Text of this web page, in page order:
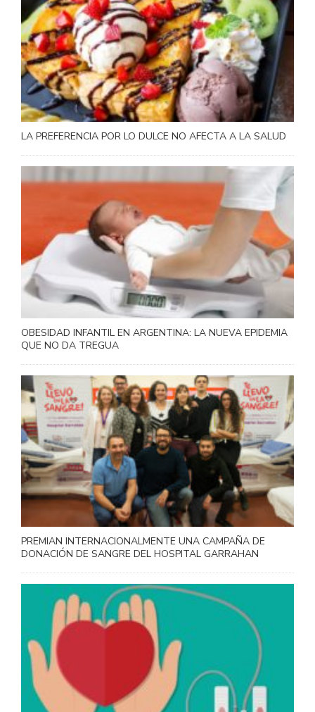
LA PREFERENCIA POR LO DULCE NO AFECTA A LA SALUD
OBESIDAD INFANTIL EN ARGENTINA: LA NUEVA EPIDEMIA
QUE NO DA TREGUA
PREMIAN INTERNACIONALMENTE UNA CAMPAÑA DE
DONACIÓN DE SANGRE DEL HOSPITAL GARRAHAN